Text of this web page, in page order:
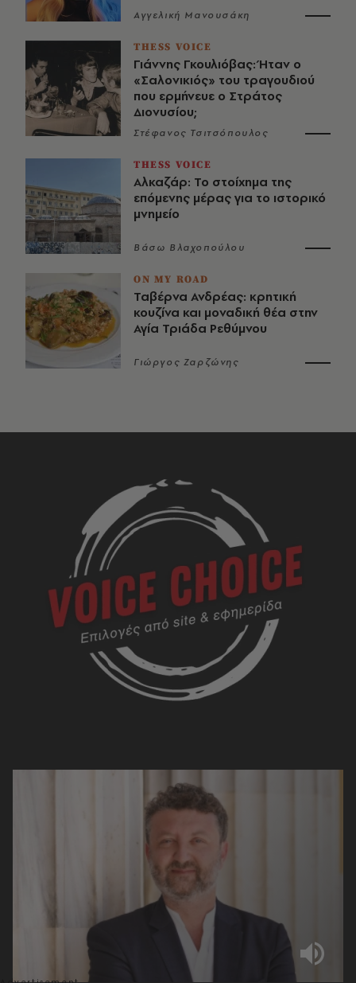
Αγγελική Μανουσάκη
THESS VOICE
Γιάννης Γκουλιόβας: Ήταν ο
«Σαλονικιός» του τραγουδιού
που ερμήνευε ο Στράτος
Διονυσίου;
Στέφανος Τσιτσόπουλος
THESS VOICE
Αλκαζάρ: Το στοίχημα της
επόμενης μέρας για το ιστορικό
μνημείο
Βάσω Βλαχοπούλου
ON MY ROAD
Ταβέρνα Ανδρέας: κρητική
κουζίνα και μοναδική θέα στην
Αγία Τριάδα Ρεθύμνου
Γιώργος Ζαρζώνης